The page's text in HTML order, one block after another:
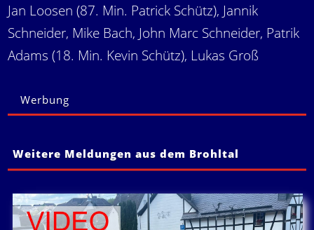
Jan Loosen (87. Min. Patrick Schütz), Jannik
Schneider, Mike Bach, John Marc Schneider, Patrik
Adams (18. Min. Kevin Schütz), Lukas Groß
Werbung
Weitere Meldungen aus dem Brohltal